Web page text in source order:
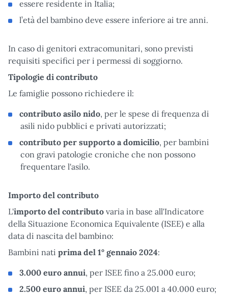
essere residente in Italia;
l’età del bambino deve essere inferiore ai tre anni.
In caso di genitori extracomunitari, sono previsti
requisiti specifici per i permessi di soggiorno.
Tipologie di contributo
Le famiglie possono richiedere il:
contributo asilo nido, per le spese di frequenza di
asili nido pubblici e privati autorizzati;
contributo per supporto a domicilio, per bambini
con gravi patologie croniche che non possono
frequentare l'asilo.
Importo del contributo
L'importo del contributo varia in base all'Indicatore
della Situazione Economica Equivalente (ISEE) e alla
data di nascita del bambino:
Bambini nati prima del 1° gennaio 2024:
3.000 euro annui, per ISEE fino a 25.000 euro;
2.500 euro annui, per ISEE da 25.001 a 40.000 euro;